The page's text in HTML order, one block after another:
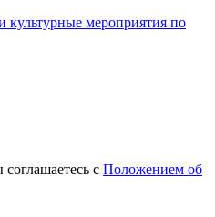
культурные мероприятия по
с Положением об